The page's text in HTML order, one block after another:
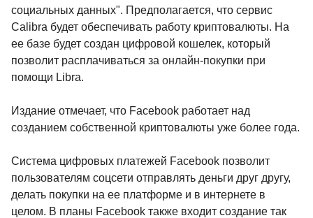
социальных данных". Предполагается, что сервис
Calibra будет обеспечивать работу криптовалюты. На
ее базе будет создан цифровой кошелек, который
позволит расплачиваться за онлайн-покупки при
помощи Libra.
Издание отмечает, что Facebook работает над
созданием собственной криптовалюты уже более года.
Система цифровых платежей Facebook позволит
пользователям соцсети отправлять деньги друг другу,
делать покупки на ее платформе и в интернете в
целом. В планы Facebook также входит создание так